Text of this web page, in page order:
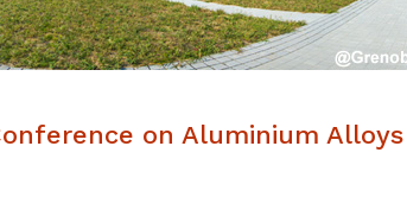
on Aluminium Alloys